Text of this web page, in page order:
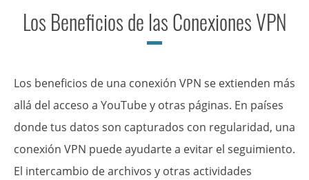
Los Beneficios de las Conexiones VPN
Los beneficios de una conexión VPN se extienden más
allá del acceso a YouTube y otras páginas. En países
donde tus datos son capturados con regularidad, una
conexión VPN puede ayudarte a evitar el seguimiento.
El intercambio de archivos y otras actividades